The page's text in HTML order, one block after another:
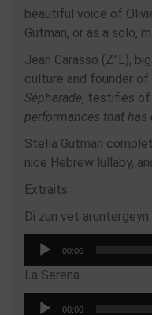
beautiful voice of
Gutman, or as a solo,
Jean Carasso (Z”L),
culture and founder
Sépharade, testifies of
performances that has
Stella Gutman
nice Hebrew lullaby,
Extraits :
Di zun vet
Audio-
00:00
La Serena
Audio-
00:00